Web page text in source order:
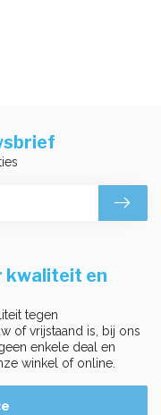
kwaliteit en
tegen
of vrijstaand is, bij ons
enkele deal en
winkel of online.